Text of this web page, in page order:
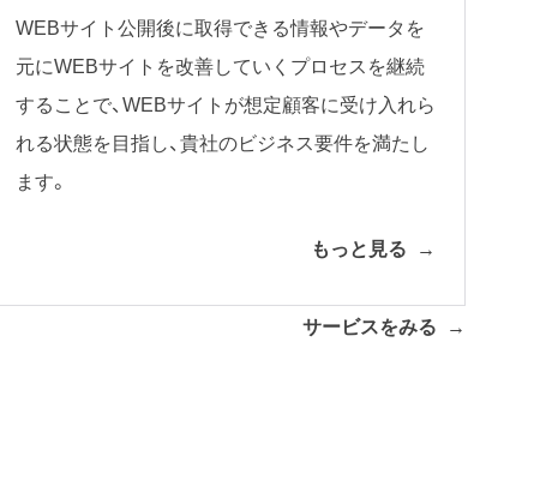
WEBサイト公開後に取得できる情報やデータを
元にWEBサイトを改善していくプロセスを継続
することで、WEBサイトが想定顧客に受け入れら
れる状態を目指し、貴社のビジネス要件を満たし
ます。
もっと見る
サービスをみる